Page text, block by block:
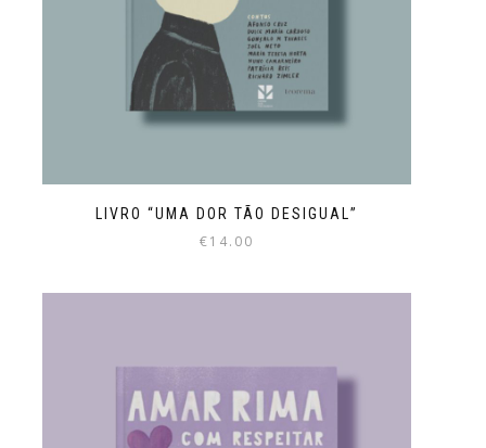
LIVRO “UMA DOR TÃO DESIGUAL”
€14.00